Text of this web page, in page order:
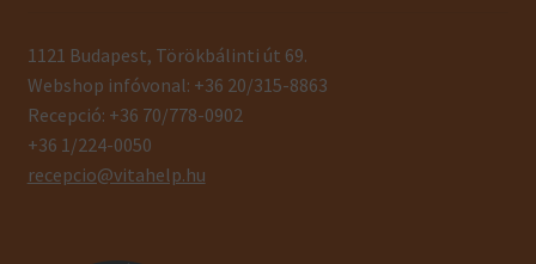
1121 Budapest, Törökbálinti út 69.
Webshop infóvonal: +36 20/315-8863
Recepció: +36 70/778-0902
+36 1/224-0050
recepcio@vitahelp.hu